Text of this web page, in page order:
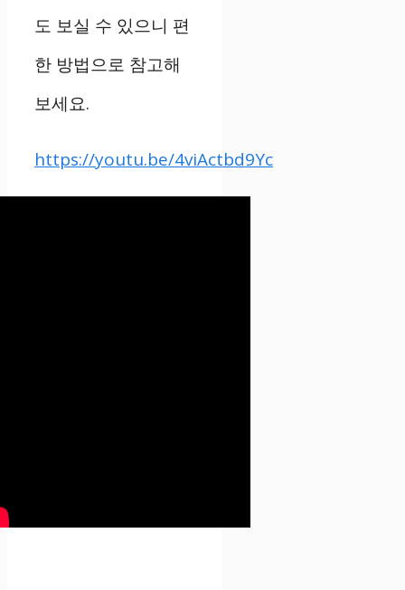
도 보실 수 있으니 편
한 방법으로 참고해
보세요.
https://youtu.be/4viActbd9Yc